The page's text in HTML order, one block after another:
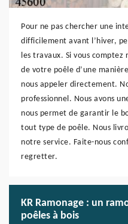
Pour ne pas chercher une
difficilement avant l’hiver,
les travaux. Si vous
de votre poêle d’une
nous appeler directement.
professionnel. Nous avons
nous permet de garantir le
tout type de poêle. Nous
notre service. Faite-nous
regretter.
KR Ramonage : un
poêles à bois